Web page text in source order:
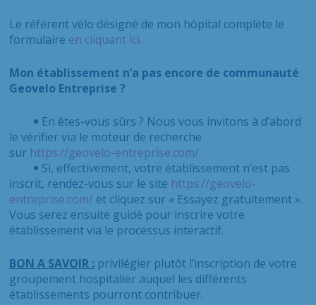
Le référent vélo désigné de mon hôpital complète le
formulaire en cliquant ici.
Mon établissement n’a pas encore de communauté
Geovelo Entreprise ?
En êtes-vous sûrs ? Nous vous invitons à d’abord
le vérifier via le moteur de recherche
sur https://geovelo-entreprise.com/
Si, effectivement, votre établissement n’est pas
inscrit, rendez-vous sur le site https://geovelo-
entreprise.com/ et cliquez sur « Essayez gratuitement ».
Vous serez ensuite guidé pour inscrire votre
établissement via le processus interactif.
BON A SAVOIR : privilégier plutôt l’inscription de votre
groupement hospitalier auquel les différents
établissements pourront contribuer.